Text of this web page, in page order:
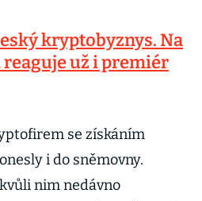
kryptobyznys. Na
už i premiér
se získáním
i do sněmovny.
nim nedávno